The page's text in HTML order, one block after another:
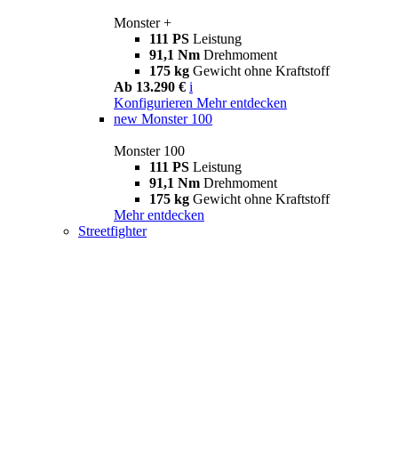
Monster +
111 PS Leistung
91,1 Nm Drehmoment
175 kg Gewicht ohne Kraftstoff
Ab 13.290 € i
Konfigurieren Mehr entdecken
new Monster 100
Monster 100
111 PS Leistung
91,1 Nm Drehmoment
175 kg Gewicht ohne Kraftstoff
Mehr entdecken
Streetfighter